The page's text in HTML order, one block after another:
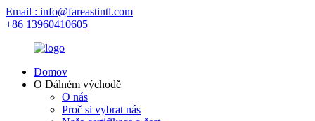
Email : info@fareastintl.com
+86 13960410605
Domov
O Dálném východě
O nás
Proč si vybrat nás